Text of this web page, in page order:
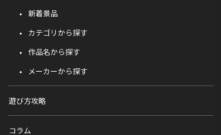
新着景品
カテゴリから探す
作品名から探す
メーカーから探す
遊び方攻略
コラム